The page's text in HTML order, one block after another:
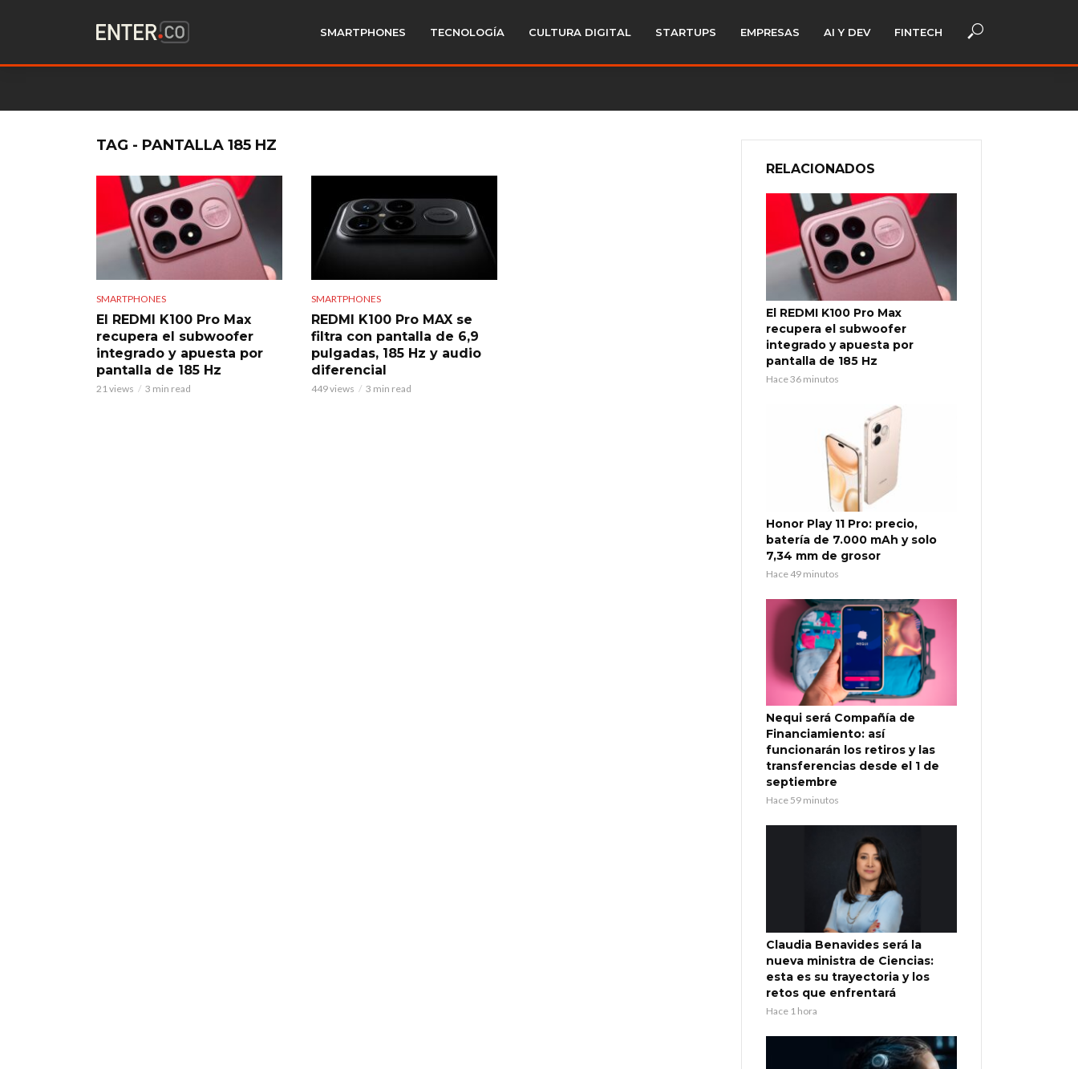
SMARTPHONES TECNOLOGÍA CULTURA DIGITAL STARTUPS EMPRESAS AI Y DEV FINTECH
TAG - PANTALLA 185 HZ
SMARTPHONES
El REDMI K100 Pro Max
recupera el subwoofer
integrado y apuesta por
pantalla de 185 Hz
21 views 3 min read
SMARTPHONES
REDMI K100 Pro MAX se
filtra con pantalla de 6,9
pulgadas, 185 Hz y audio
diferencial
449 views 3 min read
RELACIONADOS
El REDMI K100 Pro Max
recupera el subwoofer
integrado y apuesta por
pantalla de 185 Hz
Hace 36 minutos
Honor Play 11 Pro: precio,
batería de 7.000 mAh y solo
7,34 mm de grosor
Hace 49 minutos
Nequi será Compañía de
Financiamiento: así
funcionarán los retiros y las
transferencias desde el 1 de
septiembre
Hace 59 minutos
Claudia Benavides será la
nueva ministra de Ciencias:
esta es su trayectoria y los
retos que enfrentará
Hace 1 hora